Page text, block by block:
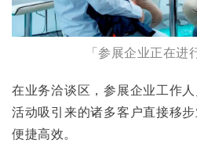
「参展企业正在进
在业务洽谈区，参展企业工作
活动吸引来的诸多客户直接移
便捷高效。